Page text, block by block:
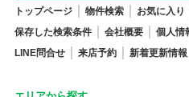
トップページ 物件検索 お気に入り
保存した検索条件
会社概要 個人情
LINE問合せ
来店予約 新着更新情報